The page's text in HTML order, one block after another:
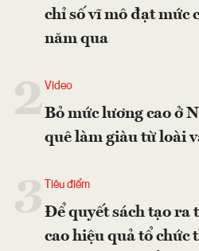
chỉ số vĩ mô đạt mức
năm qua
2Video
Bỏ mức lương cao ở
quê làm giàu từ loài
Tiêu điểm
Để quyết sách tạo ra
cao hiệu quả tổ chức